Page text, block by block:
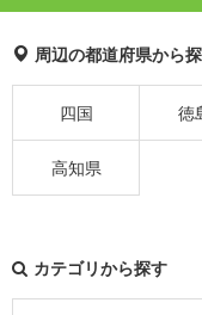
周辺の都道府県から
四国 徳
高知県
カテゴリから探す